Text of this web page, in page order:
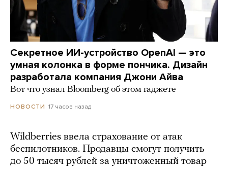
Секретное ИИ-устройство OpenAI — это
умная колонка в форме пончика. Дизайн
разработала компания Джони Айва
Вот что узнал Bloomberg об этом гаджете
НОВОСТИ 17 часов назад
Wildberries ввела страхование от атак
беспилотников. Продавцы смогут получить
до 50 тысяч рублей за уничтоженный товар